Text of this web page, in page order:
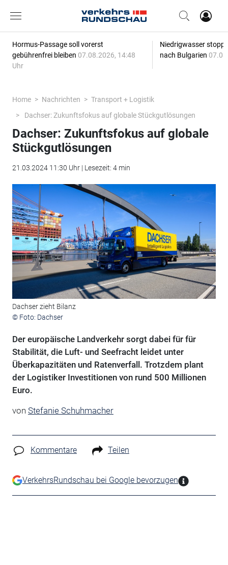
Hormus-Passage soll vorerst
gebührenfrei bleiben 07.08.2026, 14:48
Uhr
Niedrigwasser
nach Bulgarien
Home Nachrichten
Transport + Logistik
Dachser: Zukunftsfokus auf globale Stückgutlösungen
Dachser: Zukunftsfokus auf globale
Stückgutlösungen
21.03.2024 11:30 Uhr | Lesezeit: 4 min
Dachser zieht Bilanz
© Foto: Dachser
Der europäische Landverkehr sorgt dabei für für
Stabilität, die Luft- und Seefracht leidet unter
Überkapazitäten und Ratenverfall. Trotzdem plant
der Logistiker Investitionen von rund 500 Millionen
Euro.
von Stefanie Schuhmacher
Kommentare Teilen
VerkehrsRundschau bei Google bevorzugen